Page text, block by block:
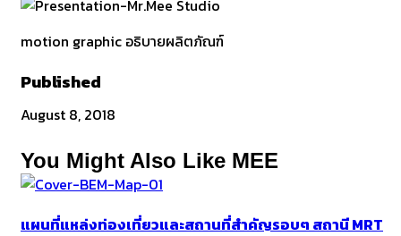
motion graphic อธิบายผลิตภัณฑ์
Published
August 8, 2018
You Might Also Like MEE
แผนที่แหล่งท่องเที่ยวและสถานที่สำคัญรอบๆ สถานี MRT